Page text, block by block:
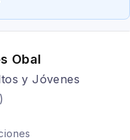
Obal
y Jóvenes
)